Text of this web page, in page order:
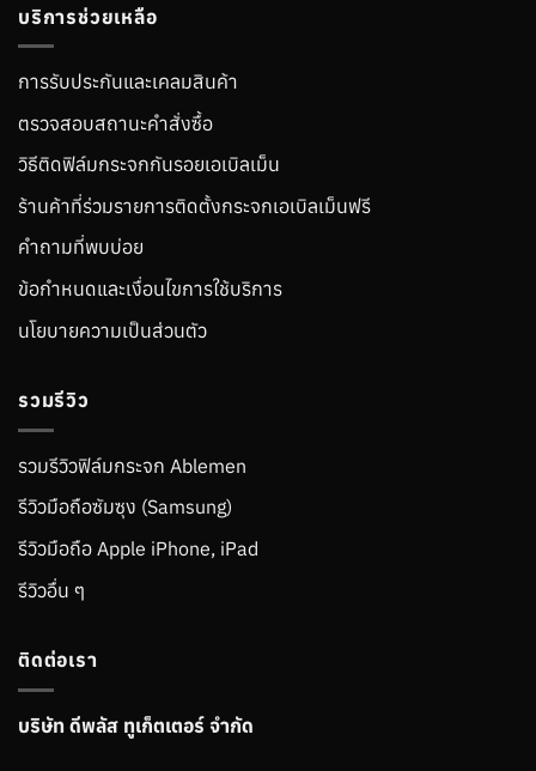
บริการช่วยเหลือ
การรับประกันและเคลมสินค้า
ตรวจสอบสถานะคำสั่งซื้อ
วิธีติดฟิล์มกระจกกันรอยเอเบิลเม็น
ร้านค้าที่ร่วมรายการติดตั้งกระจกเอเบิลเม็นฟรี
คำถามที่พบบ่อย
ข้อกำหนดและเงื่อนไขการใช้บริการ
นโยบายความเป็นส่วนตัว
รวมรีวิว
รวมรีวิวฟิล์มกระจก Ablemen
รีวิวมือถือซัมซุง (Samsung)
รีวิวมือถือ Apple iPhone, iPad
รีวิวอื่น ๆ
ติดต่อเรา
บริษัท ดีพลัส ทูเก็ตเตอร์ จำกัด